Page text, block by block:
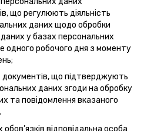
що регулюють діяльність
даних щодо обробки
у базах персональних
одного робочого дня з моменту
документів, що підтверджують
даних згоди на обробку
та повідомлення вказаного
відповідальна особа